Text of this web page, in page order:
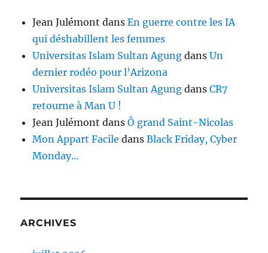
Jean Julémont dansEn guerre contre les IA
qui déshabillent les femmes
Universitas Islam Sultan Agung dansUn
dernier rodéo pour l’Arizona
Universitas Islam Sultan Agung dansCR7
retourne à Man U !
Jean Julémont dansÔ grand Saint-Nicolas
Mon Appart Facile dansBlack Friday, Cyber
Monday…
ARCHIVES